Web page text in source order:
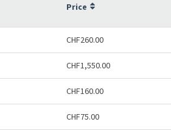
Price
CHF260.00
CHF1,550.00
CHF160.00
CHF75.00